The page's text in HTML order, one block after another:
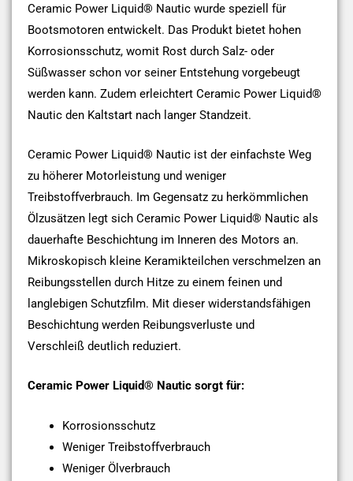
Ceramic Power Liquid® Nautic wurde speziell für
Bootsmotoren entwickelt. Das Produkt bietet hohen
Korrosionsschutz, womit Rost durch Salz- oder
Süßwasser schon vor seiner Entstehung vorgebeugt
werden kann. Zudem erleichtert Ceramic Power Liquid®
Nautic den Kaltstart nach langer Standzeit.
Ceramic Power Liquid® Nautic ist der einfachste Weg
zu höherer Motorleistung und weniger
Treibstoffverbrauch. Im Gegensatz zu herkömmlichen
Ölzusätzen legt sich Ceramic Power Liquid® Nautic als
dauerhafte Beschichtung im Inneren des Motors an.
Mikroskopisch kleine Keramikteilchen verschmelzen an
Reibungsstellen durch Hitze zu einem feinen und
langlebigen Schutzfilm. Mit dieser widerstandsfähigen
Beschichtung werden Reibungsverluste und
Verschleiß deutlich reduziert.
Ceramic Power Liquid® Nautic sorgt für:
Korrosionsschutz
Weniger Treibstoffverbrauch
Weniger Ölverbrauch